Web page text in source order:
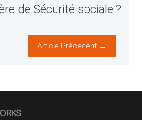
de Sécurité sociale ?
Article Précedent →